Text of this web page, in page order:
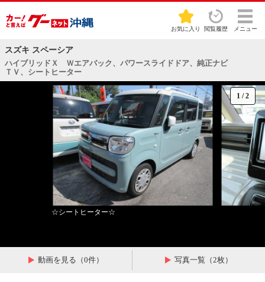
お気に入り 閲覧履歴 メニュー
スズキ スペーシア
ハイブリッドＸ Ｗエアバック、パワースライドドア、純正ナビ
ＴＶ、シートヒーター
1 /2
☆シートヒーター☆
動画を見る（0件） 写真一覧（2枚）